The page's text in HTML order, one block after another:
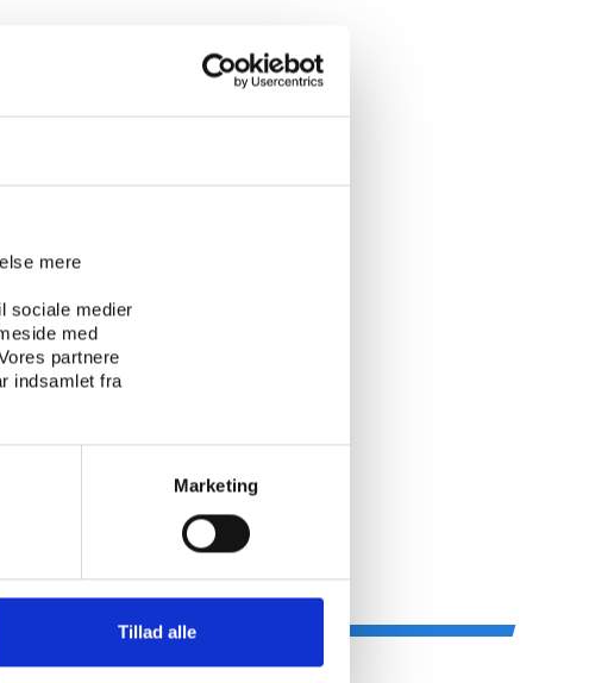
mere
sociale medier
med
partnere
indsamlet fra
Marketing
Tillad alle